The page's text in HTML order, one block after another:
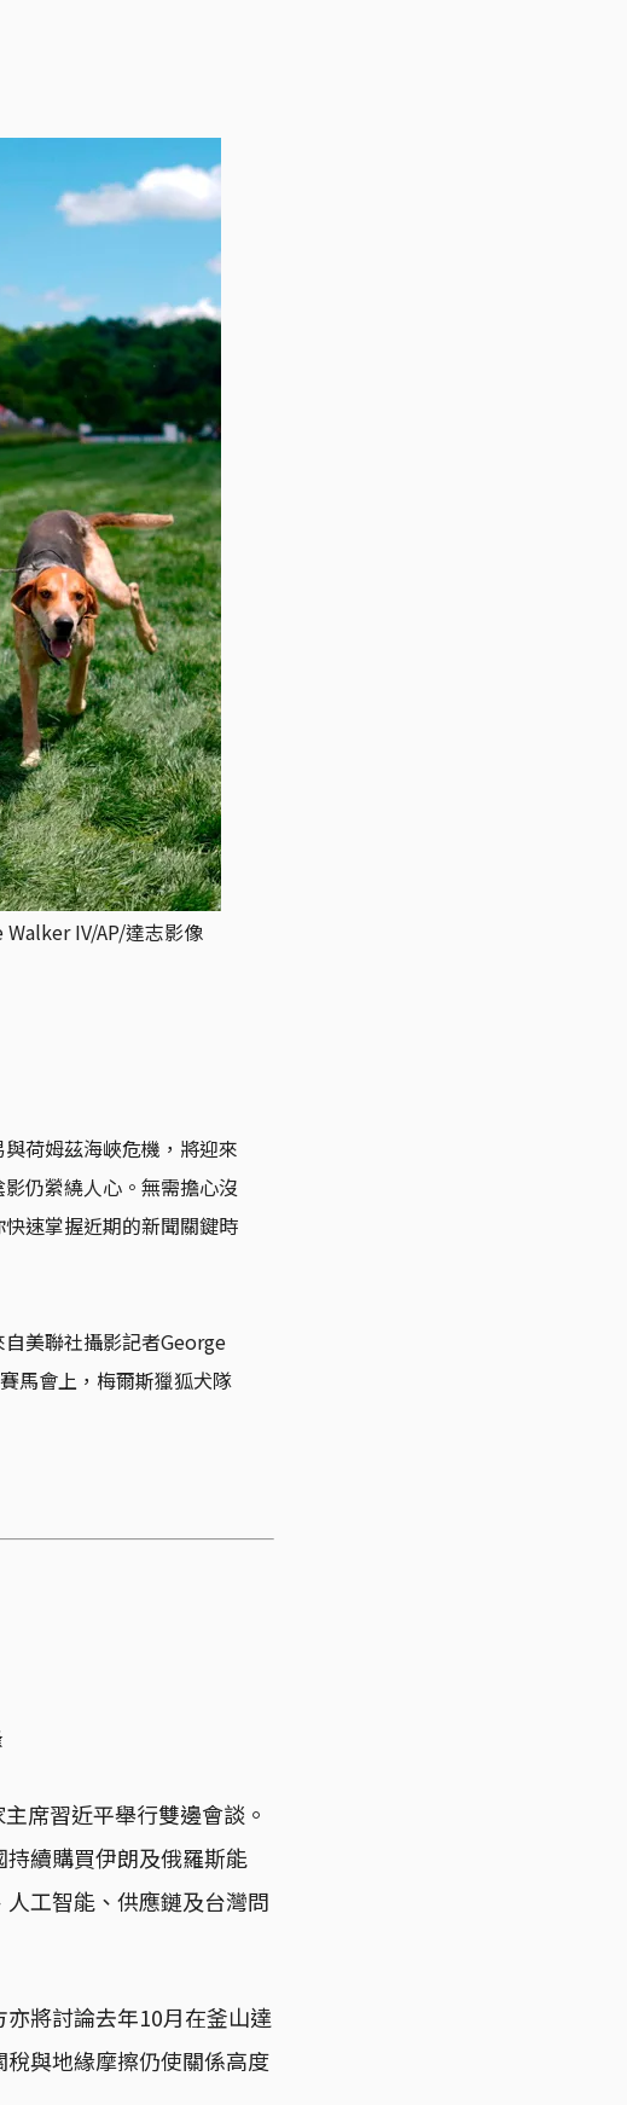
IV/AP/達志影像
荷姆茲海峽危機，將迎來
仍縈繞人心。無需擔心沒
速掌握近期的新聞關鍵時
美聯社攝影記者George
馬會上，梅爾斯獵狐犬隊
席習近平舉行雙邊會談。
續購買伊朗及俄羅斯能
工智能、供應鏈及台灣問
將討論去年10月在釜山達
與地緣摩擦仍使關係高度